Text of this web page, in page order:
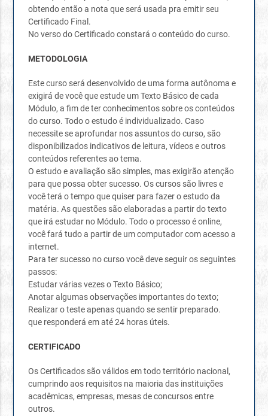
obtendo então a nota que será usada pra emitir seu
Certificado Final.
No verso do Certificado constará o conteúdo do curso.
METODOLOGIA
Este curso será desenvolvido de uma forma autônoma e
exigirá de você que estude um Texto Básico de cada
Módulo, a fim de ter conhecimentos sobre os conteúdos
do curso. Todo o estudo é individualizado. Caso
necessite se aprofundar nos assuntos do curso, são
disponibilizados indicativos de leitura, vídeos e outros
conteúdos referentes ao tema.
O estudo e avaliação são simples, mas exigirão atenção
para que possa obter sucesso. Os cursos são livres e
você terá o tempo que quiser para fazer o estudo da
matéria. As questões são elaboradas a partir do texto
que irá estudar no Módulo. Todo o processo é online,
você fará tudo a partir de um computador com acesso a
internet.
Para ter sucesso no curso você deve seguir os seguintes
passos:
Estudar várias vezes o Texto Básico;
Anotar algumas observações importantes do texto;
Realizar o teste apenas quando se sentir preparado.
que responderá em até 24 horas úteis.
CERTIFICADO
Os Certificados são válidos em todo território nacional,
cumprindo aos requisitos na maioria das instituições
acadêmicas, empresas, mesas de concursos entre
outros.